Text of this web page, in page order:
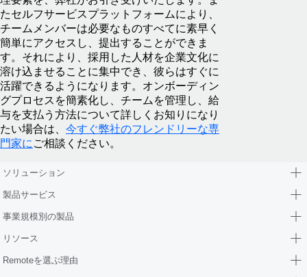
たセルフサービスプラットフォームにより、
チームメンバーは必要なものすべてに素早く
簡単にアクセスし、提出することができま
す。それにより、採用した人材を企業文化に
溶け込ませることに集中でき、彼らはすぐに
活躍できるようになります。オンボーディン
グプロセスを簡素化し、チームを管理し、給
与を支払う方法について詳しくお知りになり
たい場合は、 今すぐ弊社のフレンドリーな専
門家に ご相談ください。
ソリューション
製品サービス
事業規模別の製品
リソース
Remoteを選ぶ理由